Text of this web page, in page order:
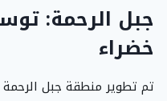
جبل الرحمة:
خضراء
تم تطوير منطقة جبل